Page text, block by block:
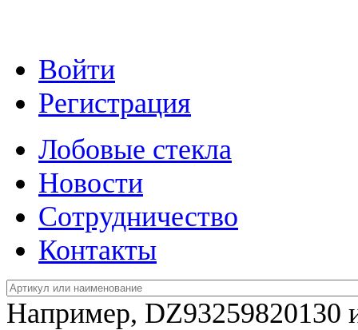
Войти
Регистрация
Лобовые стекла
Новости
Сотрудничество
Контакты
Например, DZ93259820130